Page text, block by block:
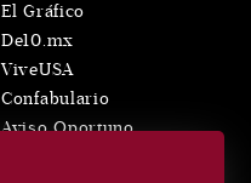
El Gráfico
De10.mx
ViveUSA
Confabulario
Aviso Oportuno